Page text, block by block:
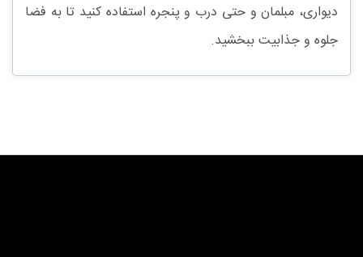
دیواری، مبلمان و حتی درب و پنجره استفاده کنید تا به فضا
جلوه و جذابیت ببخشید.